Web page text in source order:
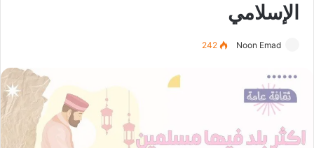
الإسلامي
Noon Emad
242